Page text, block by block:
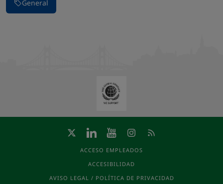
General
ACCESO EMPLEADOS
ACCESIBILIDAD
AVISO LEGAL / POLÍTICA DE PRIVACIDAD